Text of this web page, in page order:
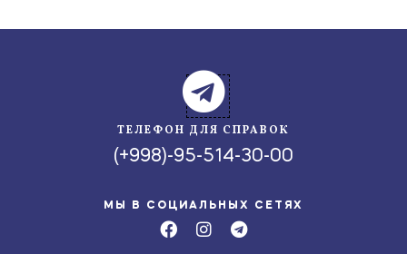
ТЕЛЕФОН ДЛЯ СПРАВОК
(+998)-95-514-30-00
МЫ В СОЦИАЛЬНЫХ СЕТЯХ